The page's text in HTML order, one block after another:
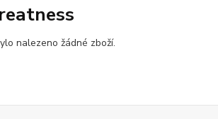
nalezeno žádné zboží.